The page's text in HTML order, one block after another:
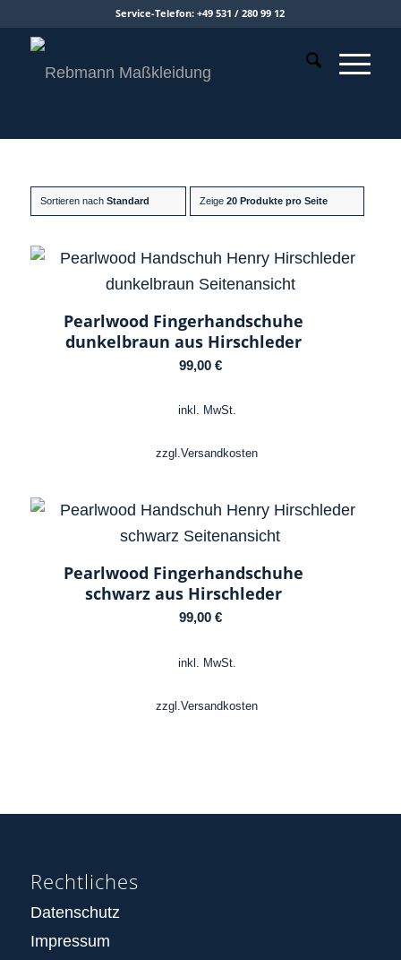
Service-Telefon: +49 531 / 280 99 12
Sortieren nach Standard Zeige 20 Produkte pro Seite
Pearlwood Fingerhandschuhe
dunkelbraun aus Hirschleder
99,00 €
inkl. MwSt.
zzgl.Versandkosten
Pearlwood Fingerhandschuhe
schwarz aus Hirschleder
99,00 €
inkl. MwSt.
zzgl.Versandkosten
Rechtliches
Datenschutz
Impressum